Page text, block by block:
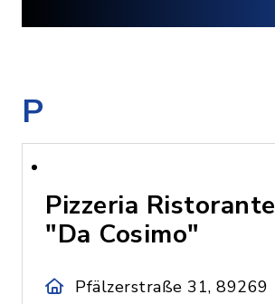
P
Pizzeria Ristorante
"Da Cosimo"
Pfälzerstraße 31, 89269